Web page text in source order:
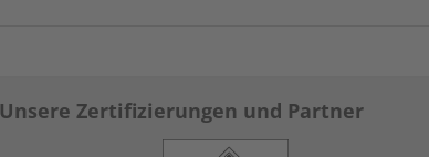
Unsere Zertifizierungen und Partner